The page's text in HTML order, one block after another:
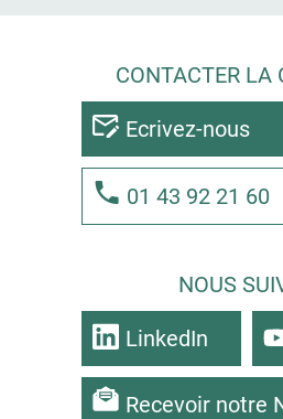
CONTACTER LA
Ecrivez-nous
01 43 92 21 60
NOUS
LinkedIn
Recevoir notre